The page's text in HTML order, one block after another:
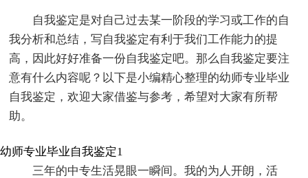
自我鉴定是对自己过去某一阶段的学习或工作的自
我分析和总结，写自我鉴定有利于我们工作能力的提
高，因此好好准备一份自我鉴定吧。那么自我鉴定要注
意有什么内容呢？以下是小编精心整理的幼师专业毕业
自我鉴定，欢迎大家借鉴与参考，希望对大家有所帮
助。
幼师专业毕业自我鉴定1
三年的中专生活晃眼一瞬间。我的为人开朗，活